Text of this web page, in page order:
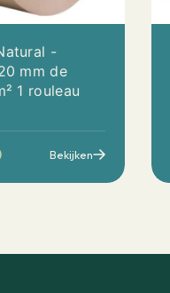
-
mm de
1 rouleau
Bekijken